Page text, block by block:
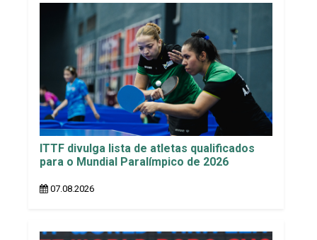
ITTF divulga lista de atletas qualificados
para o Mundial Paralímpico de 2026
07.08.2026